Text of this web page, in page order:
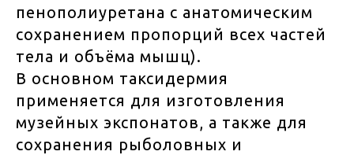
пенополиуретана с анатомическим
сохранением пропорций всех частей
тела и объёма мышц).
В основном таксидермия
применяется для изготовления
музейных экспонатов, а также для
сохранения рыболовных и